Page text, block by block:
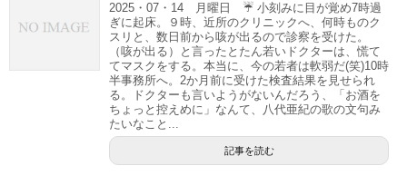
2025・07・14 月曜日 ☔ 小刻みに目が覚め7時過
ぎに起床。９時、近所のクリニックへ、何時ものク
スリと、数日前から咳が出るので診察を受けた。
（咳が出る）と言ったとたん若いドクターは、慌て
てマスクをする。本当に、今の若者は軟弱だ(笑)10時
半事務所へ。2か月前に受けた検査結果を見せられ
る。ドクターも言いようがないんだろう、「お酒を
ちょっと控えめに」なんて、八代亜紀の歌の文句み
たいなこと...
記事を読む